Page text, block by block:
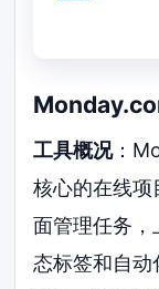
工具概况：
核心的在线项
面管理任务，
态标签和自动